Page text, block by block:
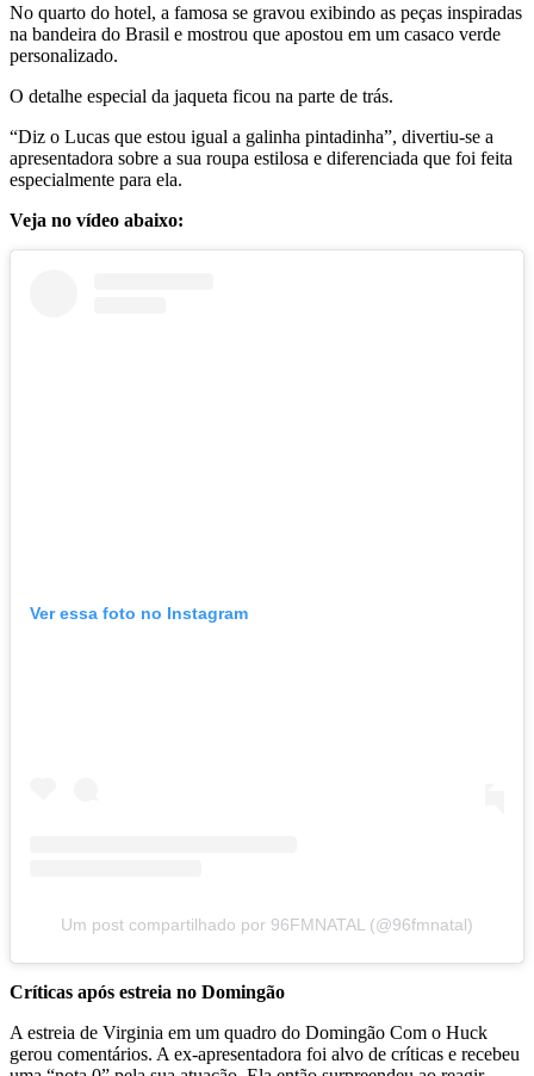
No quarto do hotel, a famosa se gravou exibindo as peças inspiradas
na bandeira do Brasil e mostrou que apostou em um casaco verde
personalizado.
O detalhe especial da jaqueta ficou na parte de trás.
“Diz o Lucas que estou igual a galinha pintadinha”, divertiu-se a
apresentadora sobre a sua roupa estilosa e diferenciada que foi feita
especialmente para ela.
Veja no vídeo abaixo:
Ver essa foto no Instagram
Um post compartilhado por 96FMNATAL (@96fmnatal)
Críticas após estreia no Domingão
A estreia de Virginia em um quadro do Domingão Com o Huck
gerou comentários. A ex-apresentadora foi alvo de críticas e recebeu